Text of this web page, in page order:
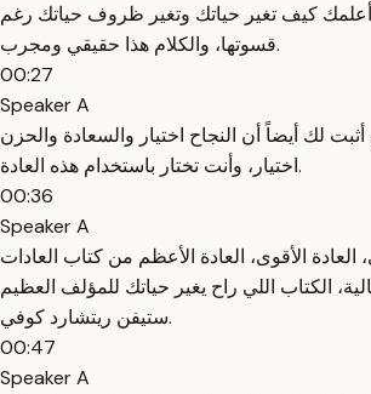
أعلمك كيف تغير حياتك وتغير ظروف حياتك رغم
قسوتها، والكلام هذا حقيقي ومجرب.
00:27
Speaker A
لك أيضاً أن النجاح اختيار والسعادة والحزن
اختيار، وأنت تختار باستخدام هذه العادة.
00:36
Speaker A
العادة الأقوى، العادة الأعظم من كتاب العادات
الكتاب اللي راح يغير حياتك للمؤلف العظيم
ستيفن ريتشارد كوفي.
00:47
Speaker A